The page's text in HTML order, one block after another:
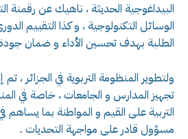
البيداغوجية الحديثة ، ناهيك عن رقمنة
الوسائل التكنولوجية ، و كذا التقييم
الطلبة بهدف تحسين الأداء و ضمان جودة
ولتطوير المنظومة التربوية في الجزائر ،
تجهيز المدارس و الجامعات ، خاصة في
التربية على القيم و المواطنة بما
مسؤول قادر على مواجهة التحديات .